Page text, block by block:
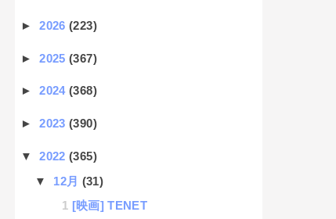
►2026(223)
►2025(367)
►2024(368)
►2023(390)
▼2022(365)
▼ 12月 (31)
[映画] TENET